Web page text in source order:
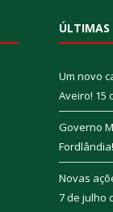
ÚLTIMAS
Um novo
Aveiro! 15
Governo
Fordlândia!
Novas
7 de julho